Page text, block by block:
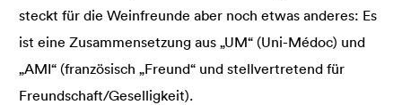
steckt für die Weinfreunde aber noch etwas anderes: Es
ist eine Zusammensetzung aus „UM“ (Uni-Médoc) und
„AMI“ (französisch „Freund“ und stellvertretend für
Freundschaft/Geselligkeit).